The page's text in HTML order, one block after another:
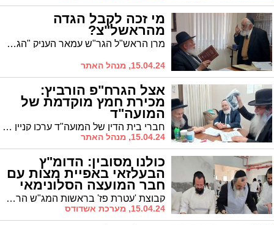
מי זכה לקבל הגדה
מהראשל"צ?
מרן הראש"ל הגר"ש עמאר העניק "הגדה של פסח" לרב חיים בוכריץ רו"מ "יוסף לקח" ובירכו שיזכה להגדיל תורה ולהאדירה
15.04.24, מנהל האתר
אצל הגרח"פ הורביץ:
מכירת חמץ מוקדמת של
המועה"ד
חברי בית הדין של המועה"ד ערכו קניין מכירה אצל רב חסידי בעלזא
15.04.24, מנהל האתר
כולנו מסובין: הדומ"ץ
הבעלזאי באפיית מצות עם
חבר המועצה הסלונימאי
קבוצת 'עטרת פז' בראשות המג"ש הרב יוסף פיקסלר אפתה מצות ביום שישי האחרון. במעמד השתתפו דומ"ץ בית המדרש דחסידי בעלזא 'בית פנחס' הגרי"צ רכניצר לצד חבר מועצת העיר מטעם 'אשדוד התורנית' הרב יהושע טננהויז
15.04.24, מערכת אשדודס